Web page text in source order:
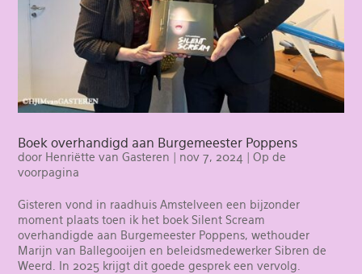
Boek overhandigd aan Burgemeester Poppens
door Henriëtte van Gasteren nov 7, 2024 |Op de
voorpagina
Gisteren vond in raadhuis Amstelveen een bijzonder
moment plaats toen ik het boek Silent Scream
overhandigde aan Burgemeester Poppens, wethouder
Marijn van Ballegooijen en beleidsmedewerker Sibren de
Weerd. In 2025 krijgt dit goede gesprek een vervolg.